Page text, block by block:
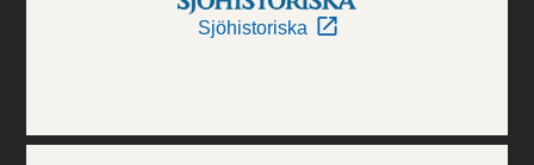
Sjöhistoriska